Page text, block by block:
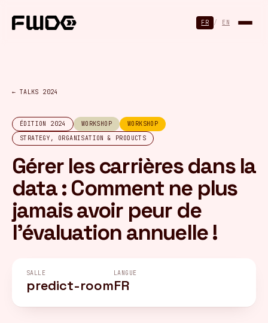
FR / EN
← TALKS 2024
ÉDITION 2024 WORKSHOP
WORKSHOP
STRATEGY, ORGANISATION & PRODUCTS
Gérer les carrières dans la
data : Comment ne plus
jamais avoir peur de
l’évaluation annuelle !
SALLE
predict-room
LANGUE
FR